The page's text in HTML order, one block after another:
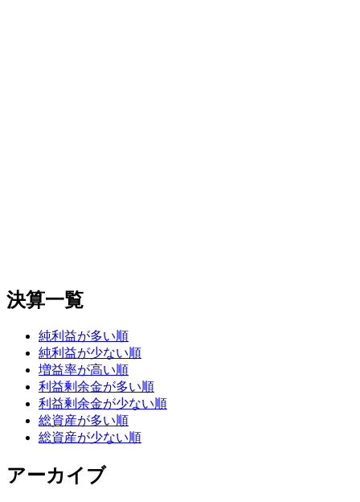
決算一覧
純利益が多い順
純利益が少ない順
増益率が高い順
利益剰余金が多い順
利益剰余金が少ない順
総資産が多い順
総資産が少ない順
アーカイブ